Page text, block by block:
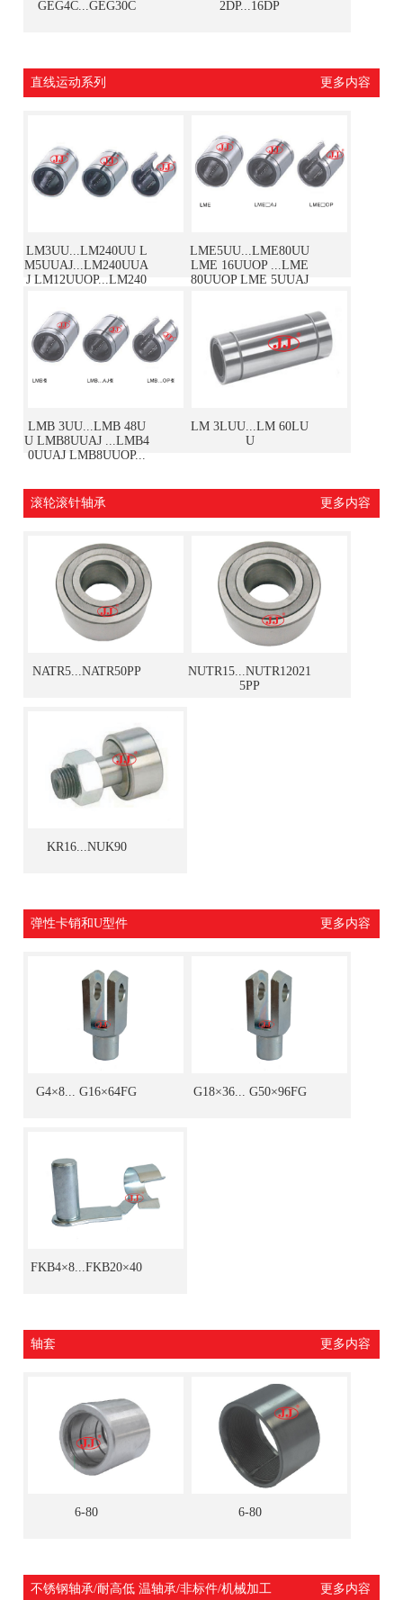
GEG4C...GEG30C 2DP...16DP
直线运动系列 更多内容
LM3UU...LM240UU L
M5UUAJ...LM240UUA
J LM12UUOP...LM240
LME5UU...LME80UU
LME 16UUOP ...LME
80UUOP LME 5UUAJ
LMB 3UU...LMB 48U
U LMB8UUAJ ...LMB4
0UUAJ LMB8UUOP...
LM 3LUU...LM 60LU
U
滚轮滚针轴承 更多内容
NATR5...NATR50PP
NUTR15...NUTR12021
5PP
KR16...NUK90
弹性卡销和U型件 更多内容
G4×8... G16×64FG G18×36... G50×96FG
FKB4×8...FKB20×40
轴套 更多内容
6-80 6-80
不锈钢轴承/耐高低 温轴承/非标件/机械加工 更多内容